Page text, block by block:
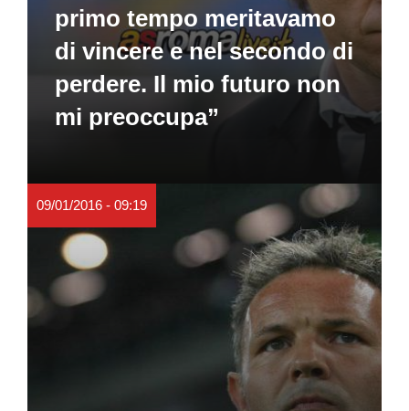
primo tempo meritavamo
di vincere e nel secondo di
perdere. Il mio futuro non
mi preoccupa”
09/01/2016 - 09:19